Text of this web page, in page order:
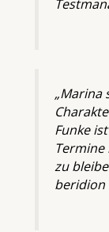
„Marina
Funke
Termine
zu
beridion